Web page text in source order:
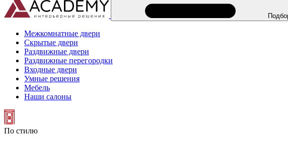
Межкомнатные двери
Скрытые двери
Раздвижные двери
Раздвижные перегородки
Входные двери
Умные решения
Мебель
Наши салоны
По стилю